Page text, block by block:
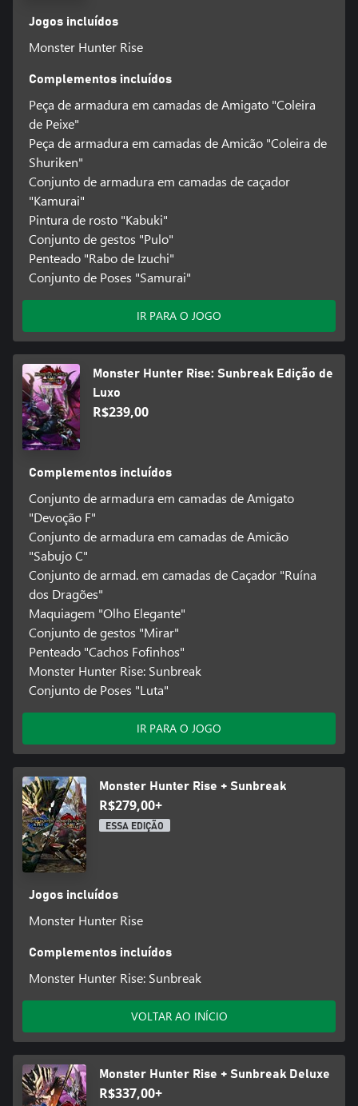
Jogos incluídos
Monster Hunter Rise
Complementos incluídos
Peça de armadura em camadas de Amigato "Coleira
de Peixe"
Peça de armadura em camadas de Amicão "Coleira de
Shuriken"
Conjunto de armadura em camadas de caçador
"Kamurai"
Pintura de rosto "Kabuki"
Conjunto de gestos "Pulo"
Penteado "Rabo de Izuchi"
Conjunto de Poses "Samurai"
IR PARA O JOGO
Monster Hunter Rise: Sunbreak Edição de
Luxo
R$239,00
Complementos incluídos
Conjunto de armadura em camadas de Amigato
"Devoção F"
Conjunto de armadura em camadas de Amicão
"Sabujo C"
Conjunto de armad. em camadas de Caçador "Ruína
dos Dragões"
Maquiagem "Olho Elegante"
Conjunto de gestos "Mirar"
Penteado "Cachos Fofinhos"
Monster Hunter Rise: Sunbreak
Conjunto de Poses "Luta"
IR PARA O JOGO
Monster Hunter Rise + Sunbreak
R$279,00+
ESSA EDIÇÃO
Jogos incluídos
Monster Hunter Rise
Complementos incluídos
Monster Hunter Rise: Sunbreak
VOLTAR AO INÍCIO
Monster Hunter Rise + Sunbreak Deluxe
R$337,00+